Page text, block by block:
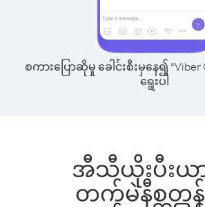
စကားပြောဆိုမှု ခေါင်းစီးမှနေ၍ “Viber
ရွေးပါ
အီသီယိုးပီးယာ
တက်မဲနီစတ